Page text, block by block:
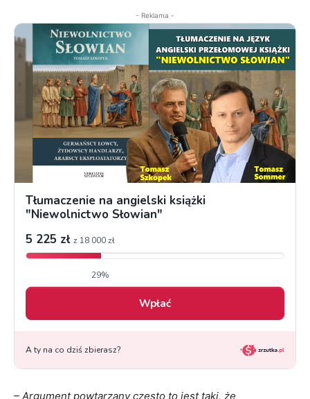
- Reklama -
– Argument powtarzany często to jest taki, że